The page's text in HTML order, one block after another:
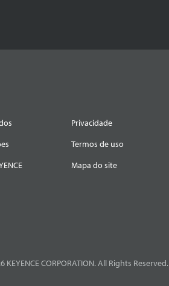
Privacidade
Termos de uso
Mapa do site
KEYENCE CORPORATION. All Rights Reserved.